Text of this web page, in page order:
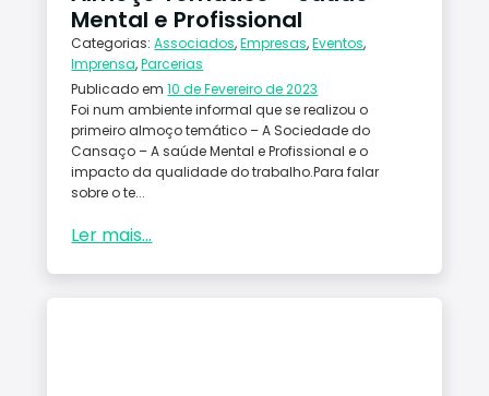
Mental e Profissional
Categorias:Associados,Empresas,Eventos,
Imprensa,Parcerias
Publicado em10 de Fevereiro de 2023
Foi num ambiente informal que se realizou o
primeiro almoço temático – A Sociedade do
Cansaço – A saúde Mental e Profissional e o
impacto da qualidade do trabalho.Para falar
sobre o te...
Ler mais...